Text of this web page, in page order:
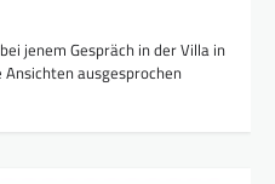
jenem Gespräch in der Villa in
ausgesprochen